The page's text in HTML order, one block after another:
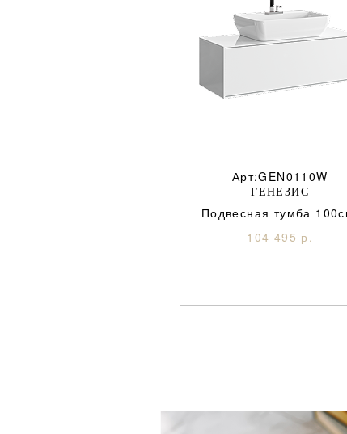
Арт:GEN0110W
ГЕНЕЗИС
Подвесная тумба
104 495 р.